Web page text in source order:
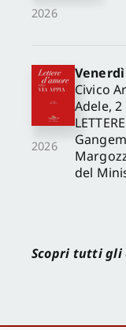
2026
2026
Civico
Adele,
del
Scopri tutti gli